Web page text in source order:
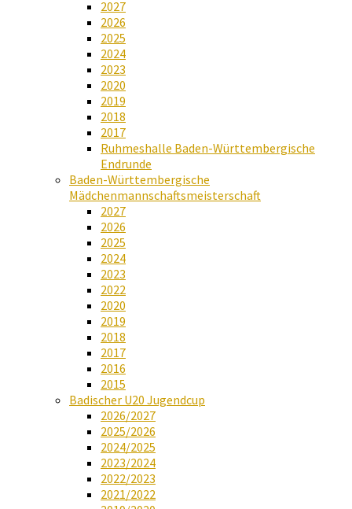
2027
2026
2025
2024
2023
2020
2019
2018
2017
Ruhmeshalle Baden-Württembergische
Endrunde
Baden-Württembergische
Mädchenmannschaftsmeisterschaft
2027
2026
2025
2024
2023
2022
2020
2019
2018
2017
2016
2015
Badischer U20 Jugendcup
2026/2027
2025/2026
2024/2025
2023/2024
2022/2023
2021/2022